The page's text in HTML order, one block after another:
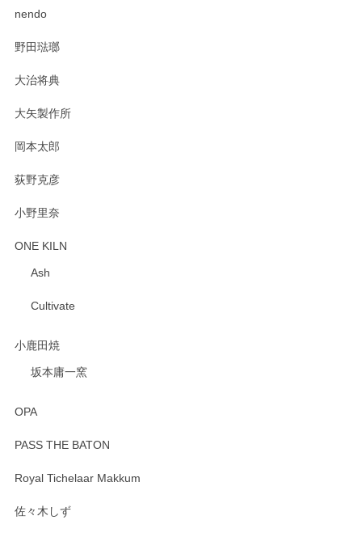
nendo
野田琺瑯
大治将典
大矢製作所
岡本太郎
荻野克彦
小野里奈
ONE KILN
Ash
Cultivate
小鹿田焼
坂本庸一窯
OPA
PASS THE BATON
Royal Tichelaar Makkum
佐々木しず